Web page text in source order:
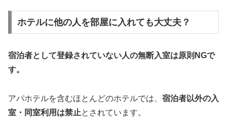
ホテルに他の人を部屋に入れても大丈夫？
宿泊者として登録されていない人の無断入室は原則NGで
す。
アパホテルを含むほとんどのホテルでは、 宿泊者以外の入
室・同室利用は禁止とされています。